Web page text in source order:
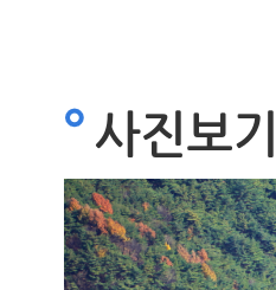
사진보기